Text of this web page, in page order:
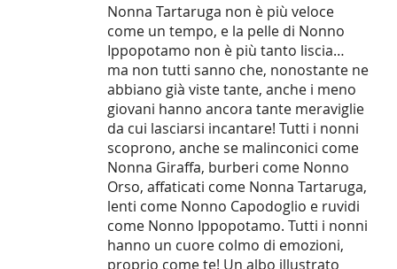
Nonna Tartaruga non è più veloce
come un tempo, e la pelle di Nonno
Ippopotamo non è più tanto liscia…
ma non tutti sanno che, nonostante ne
abbiano già viste tante, anche i meno
giovani hanno ancora tante meraviglie
da cui lasciarsi incantare! Tutti i nonni
scoprono, anche se malinconici come
Nonna Giraffa, burberi come Nonno
Orso, affaticati come Nonna Tartaruga,
lenti come Nonno Capodoglio e ruvidi
come Nonno Ippopotamo. Tutti i nonni
hanno un cuore colmo di emozioni,
proprio come te! Un albo illustrato